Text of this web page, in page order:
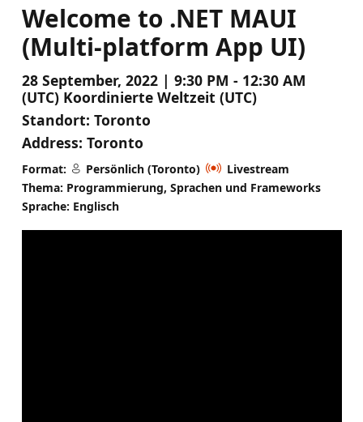
Welcome to .NET MAUI
(Multi-platform App UI)
28 September, 2022 | 9:30 PM - 12:30 AM
(UTC) Koordinierte Weltzeit (UTC)
Standort: Toronto
Address: Toronto
Format: Persönlich (Toronto)
Livestream
Thema: Programmierung, Sprachen und Frameworks
Sprache: Englisch